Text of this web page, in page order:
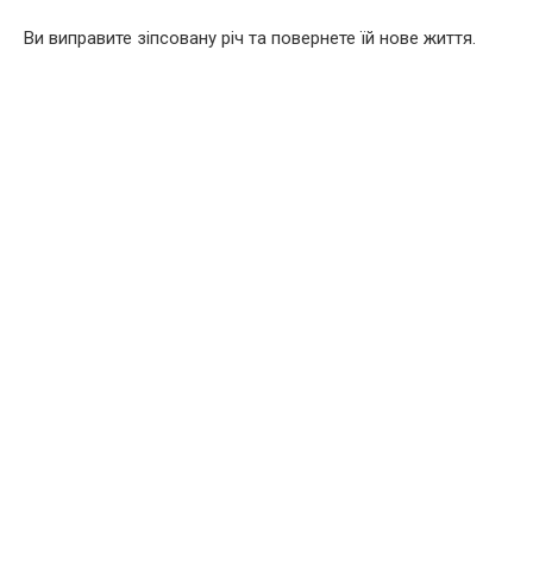
Ви виправите зіпсовану річ та повернете їй нове життя.